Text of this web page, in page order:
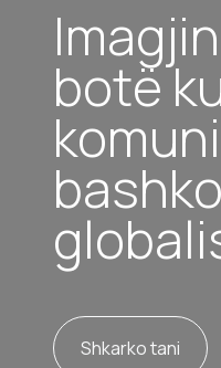
botë
Shkarko tani